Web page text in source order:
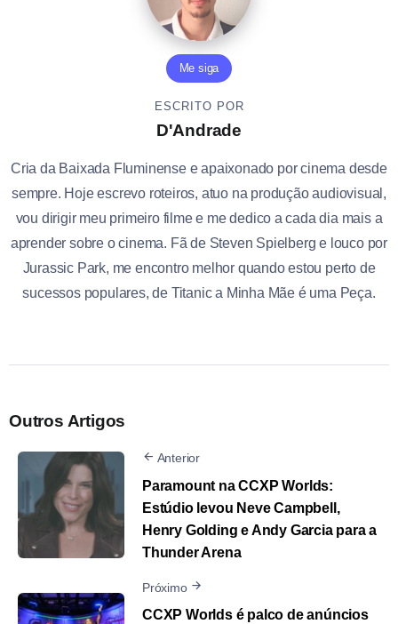
Me siga
ESCRITO POR
D'Andrade
Cria da Baixada Fluminense e apaixonado por cinema desde
sempre. Hoje escrevo roteiros, atuo na produção audiovisual,
vou dirigir meu primeiro filme e me dedico a cada dia mais a
aprender sobre o cinema. Fã de Steven Spielberg e louco por
Jurassic Park, me encontro melhor quando estou perto de
sucessos populares, de Titanic a Minha Mãe é uma Peça.
Outros Artigos
Anterior
Paramount na CCXP Worlds:
Estúdio levou Neve Campbell,
Henry Golding e Andy Garcia para a
Thunder Arena
Próximo
CCXP Worlds é palco de anúncios